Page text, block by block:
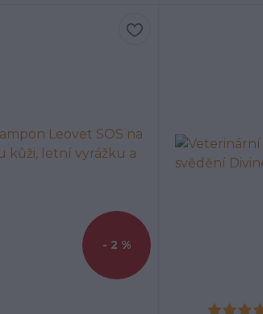
- 2 %